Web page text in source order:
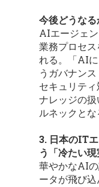
今後どうなる
AIエージェ
業務プロセ
れる。「AI
うガバナン
セキュリテ
ナレッジの
ルネックとな
3. 日本のIT
う「冷たい現
華やかなAI
ータが飛び